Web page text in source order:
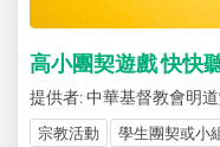
高小團契遊戲 快快
提供者: 中華基督教會明
宗教活動 學生團契或小